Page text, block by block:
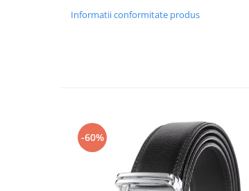
Informatii conformitate produs
-60%